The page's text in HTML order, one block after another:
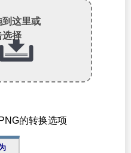
这里或
选择
的转换选项